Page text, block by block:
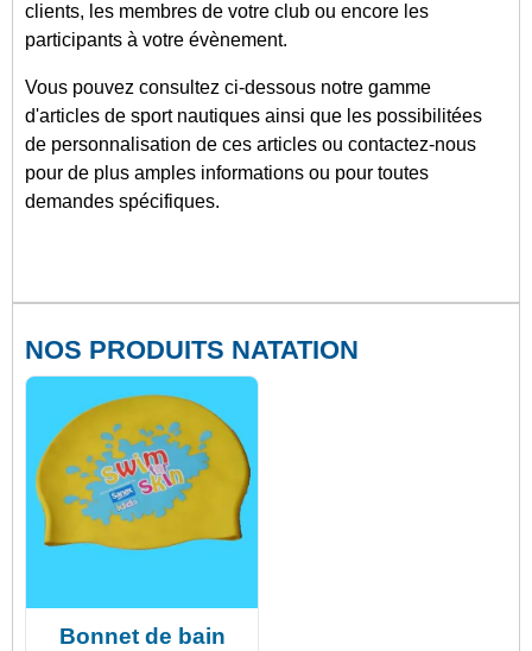
clients, les membres de votre club ou encore les
participants à votre évènement.
Vous pouvez consultez ci-dessous notre gamme
d'articles de sport nautiques ainsi que les possibilitées
de personnalisation de ces articles ou contactez-nous
pour de plus amples informations ou pour toutes
demandes spécifiques.
NOS PRODUITS NATATION
Bonnet de bain